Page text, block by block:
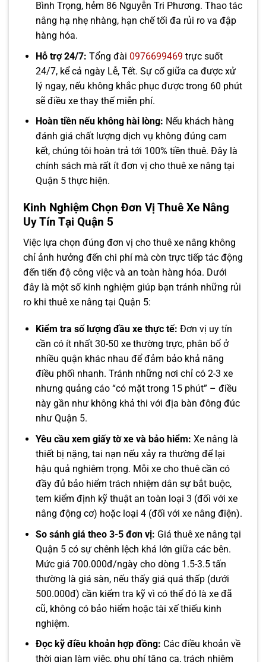
Bình Trọng, hẻm 86 Nguyễn Tri Phương. Thao tác
nâng hạ nhẹ nhàng, hạn chế tối đa rủi ro va đập
hàng hóa.
Hỗ trợ 24/7: Tổng đài 0976699469 trực suốt
24/7, kể cả ngày Lễ, Tết. Sự cố giữa ca được xử
lý ngay, nếu không khắc phục được trong 60 phút
sẽ điều xe thay thế miễn phí.
Hoàn tiền nếu không hài lòng: Nếu khách hàng
đánh giá chất lượng dịch vụ không đúng cam
kết, chúng tôi hoàn trả tới 100% tiền thuê. Đây là
chính sách mà rất ít đơn vị cho thuê xe nâng tại
Quận 5 thực hiện.
Kinh Nghiệm Chọn Đơn Vị Thuê Xe Nâng
Uy Tín Tại Quận 5
Việc lựa chọn đúng đơn vị cho thuê xe nâng không
chỉ ảnh hưởng đến chi phí mà còn trực tiếp tác động
đến tiến độ công việc và an toàn hàng hóa. Dưới
đây là một số kinh nghiệm giúp bạn tránh những rủi
ro khi thuê xe nâng tại Quận 5:
Kiểm tra số lượng đầu xe thực tế: Đơn vị uy tín
cần có ít nhất 30-50 xe thường trực, phân bổ ở
nhiều quận khác nhau để đảm bảo khả năng
điều phối nhanh. Tránh những nơi chỉ có 2-3 xe
nhưng quảng cáo “có mặt trong 15 phút” – điều
này gần như không khả thi với địa bàn đông đúc
như Quận 5.
Yêu cầu xem giấy tờ xe và bảo hiểm: Xe nâng là
thiết bị nặng, tai nạn nếu xảy ra thường để lại
hậu quả nghiêm trọng. Mỗi xe cho thuê cần có
đầy đủ bảo hiểm trách nhiệm dân sự bắt buộc,
tem kiểm định kỹ thuật an toàn loại 3 (đối với xe
nâng động cơ) hoặc loại 4 (đối với xe nâng điện).
So sánh giá theo 3-5 đơn vị: Giá thuê xe nâng tại
Quận 5 có sự chênh lệch khá lớn giữa các bên.
Mức giá 700.000đ/ngày cho dòng 1.5-3.5 tấn
thường là giá sàn, nếu thấy giá quá thấp (dưới
500.000đ) cần kiểm tra kỹ vì có thể đó là xe đã
cũ, không có bảo hiểm hoặc tài xế thiếu kinh
nghiệm.
Đọc kỹ điều khoản hợp đồng: Các điều khoản về
thời gian làm việc, phụ phí tăng ca, trách nhiệm